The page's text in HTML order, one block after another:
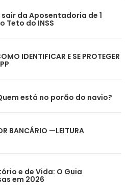
sair da Aposentadoria de 1
Teto do INSS
IDENTIFICAR E SE PROTEGER
está no porão do navio?
BANCÁRIO —LEITURA
e de Vida: O Guia
em 2026